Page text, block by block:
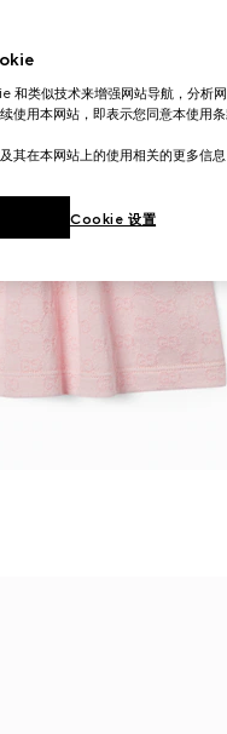
和类似技术来增强网站导航，分析
使用本网站，即表示您同意本使用条
其在本网站上的使用相关的更多信
Cookie 设置